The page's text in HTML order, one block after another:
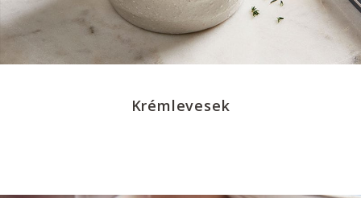
Krémlevesek